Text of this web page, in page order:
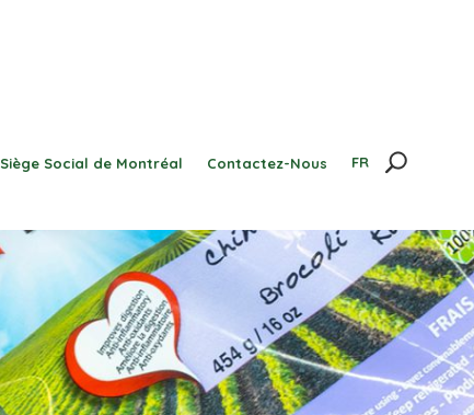
Siège Social de Montréal Contactez-Nous FR